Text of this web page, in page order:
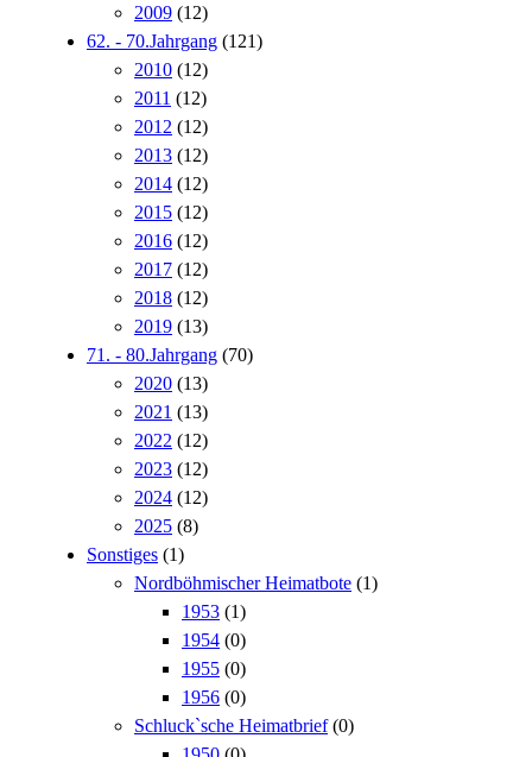
2009 (12)
62. - 70.Jahrgang (121)
2010 (12)
2011 (12)
2012 (12)
2013 (12)
2014 (12)
2015 (12)
2016 (12)
2017 (12)
2018 (12)
2019 (13)
71. - 80.Jahrgang (70)
2020 (13)
2021 (13)
2022 (12)
2023 (12)
2024 (12)
2025 (8)
Sonstiges (1)
Nordböhmischer Heimatbote (1)
1953 (1)
1954 (0)
1955 (0)
1956 (0)
Schluck`sche Heimatbrief (0)